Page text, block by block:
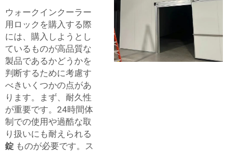
ウォークインクーラー
用ロックを購入する際
には、購入しようとし
ているものが高品質な
製品であるかどうかを
判断するために考慮す
べきいくつかの点があ
ります。まず、耐久性
が重要です。24時間体
制での使用や過酷な取
り扱いにも耐えられる
錠 ものが必要です。ス